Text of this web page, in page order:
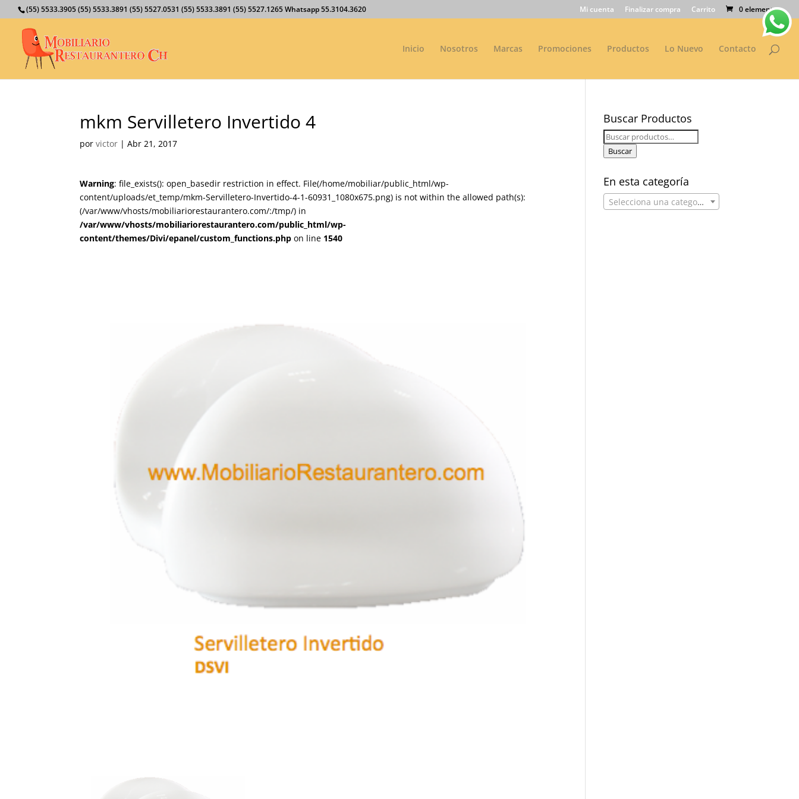
(55) 5533.3905 (55) 5533.3891 (55) 5527.0531 (55) 5533.3891 (55) 5527.1265 Whatsapp 55.3104.3620 Mi cuenta Finalizar compra Carrito 0 elementos
Inicio Nosotros Marcas Promociones Productos Lo Nuevo Contacto
mkm Servilletero Invertido 4
porvictor |Abr 21, 2017
Warning: file_exists(): open_basedir restriction in effect. File(/home/mobiliar/public_html/wp-
content/uploads/et_temp/mkm-Servilletero-Invertido-4-1-60931_1080x675.png) is not within the allowed path(s):
(/var/www/vhosts/mobiliariorestaurantero.com/:/tmp/) in
/var/www/vhosts/mobiliariorestaurantero.com/public_html/wp-
content/themes/Divi/epanel/custom_functions.php on line 1540
Buscar Productos
Buscar
por:
Buscar
En esta categoría
Selecciona una categoría